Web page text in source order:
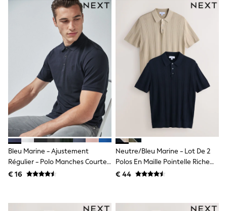
T-Shirts
Dresses
Shorts & Skirts
Coats & Jackets
Sweatshirts & Hoodies
Knitwear
Trousers & Leggings
Sets & Outfits
Tops
Nightwear & Pyjamas
Jumpsuits & Playsuits
Jeans
Shirts & Blouses
Swimwear
Sportswear
Dungarees
Multipacks
All Holiday Shop
Tops
Bleu Marine - Ajustement
Régulier - Polo Manches Courtes
Pique
€ 16
Neutre/bleu Marine - Lot De 2
Polos En Maille Pointelle Riche
En Coton
€ 44